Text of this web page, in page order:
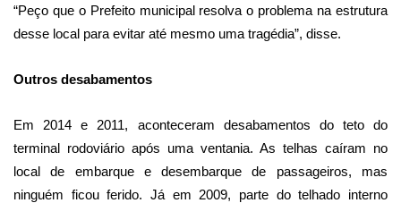
“Peço que o Prefeito municipal resolva o problema na estrutura
desse local para evitar até mesmo uma tragédia”, disse.
Outros desabamentos
Em 2014 e 2011, aconteceram desabamentos do teto do
terminal rodoviário após uma ventania. As telhas caíram no
local de embarque e desembarque de passageiros, mas
ninguém ficou ferido. Já em 2009, parte do telhado interno